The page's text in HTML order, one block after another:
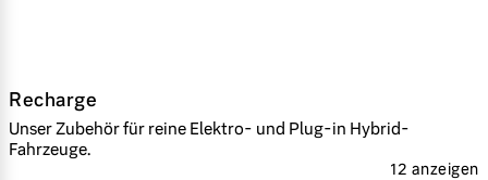
Recharge
Unser Zubehör für reine Elektro- und Plug-in Hybrid-
Fahrzeuge.
12 anzeigen